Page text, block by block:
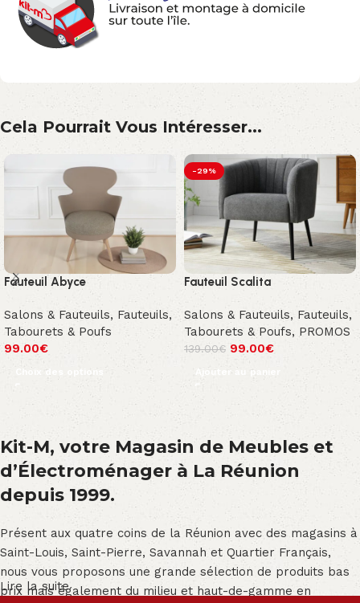
Cela Pourrait Vous Intéresser...
Fauteuil Abyce
Salons & Fauteuils, Fauteuils,
Tabourets & Poufs
99.00€
Choix des options
-29%
Fauteuil Scalita
Salons & Fauteuils, Fauteuils,
Tabourets & Poufs, PROMOS
139.00€ 99.00€
Ajouter au panier
Kit-M, votre Magasin de Meubles et
d’Électroménager à La Réunion
depuis 1999.
Présent aux quatre coins de la Réunion avec des magasins à
Saint-Louis, Saint-Pierre, Savannah et Quartier Français,
nous vous proposons une grande sélection de produits bas
prix mais également du milieu et haut-de-gamme en
Lire la suite